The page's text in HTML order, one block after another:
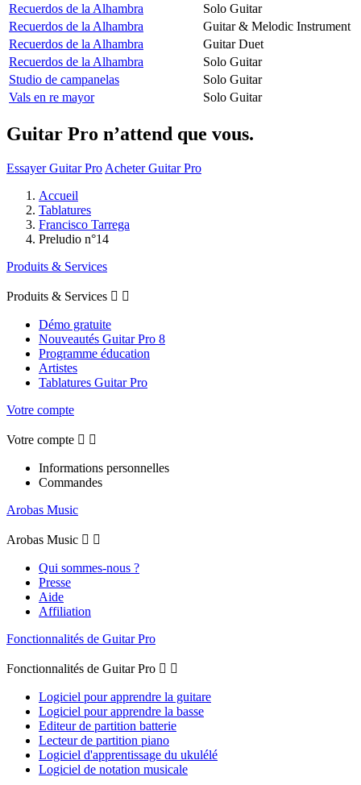
Recuerdos de la Alhambra
Solo Guitar
Recuerdos de la Alhambra
Guitar & Melodic Instrument
Recuerdos de la Alhambra
Guitar Duet
Recuerdos de la Alhambra
Solo Guitar
Studio de campanelas
Solo Guitar
Vals en re mayor
Solo Guitar
Guitar Pro n’attend que vous.
Essayer Guitar Pro Acheter Guitar Pro
Accueil
Tablatures
Francisco Tarrega
Preludio n°14
Produits & Services
Produits & Services  
Démo gratuite
Nouveautés Guitar Pro 8
Programme éducation
Artistes
Tablatures Guitar Pro
Votre compte
Votre compte  
Informations personnelles
Commandes
Arobas Music
Arobas Music  
Qui sommes-nous ?
Presse
Aide
Affiliation
Fonctionnalités de Guitar Pro
Fonctionnalités de Guitar Pro  
Logiciel pour apprendre la guitare
Logiciel pour apprendre la basse
Editeur de partition batterie
Lecteur de partition piano
Logiciel d'apprentissage du ukulélé
Logiciel de notation musicale